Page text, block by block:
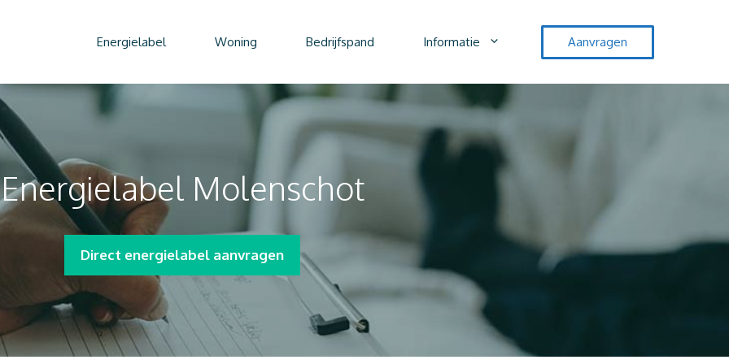
Energielabel Woning Bedrijfspand Informatie Aanvragen
Energielabel Molenschot
Direct energielabel aanvragen